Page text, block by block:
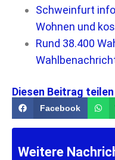
Schweinfurt
Wohnen und
Rund 38.400
Diesen Beitrag teilen
Facebook
Weitere